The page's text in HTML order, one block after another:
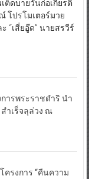
ต็ดบายวันก่อเกียรติ
โปรโมเตอร์มวย
“เสี่ยอู๊ด” นายสรวีร์
ารพระราชดำริ นำ
สำเร็จลุล่วง ณ
ครงการ “คืนความ